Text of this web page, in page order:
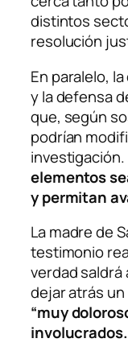
distintos
resolución
En paralelo,
y la defensa
que, según
podrían
investigación.
elementos
y permitan
La madre de
testimonio
verdad saldrá
dejar atrás
“muy
involucrados.